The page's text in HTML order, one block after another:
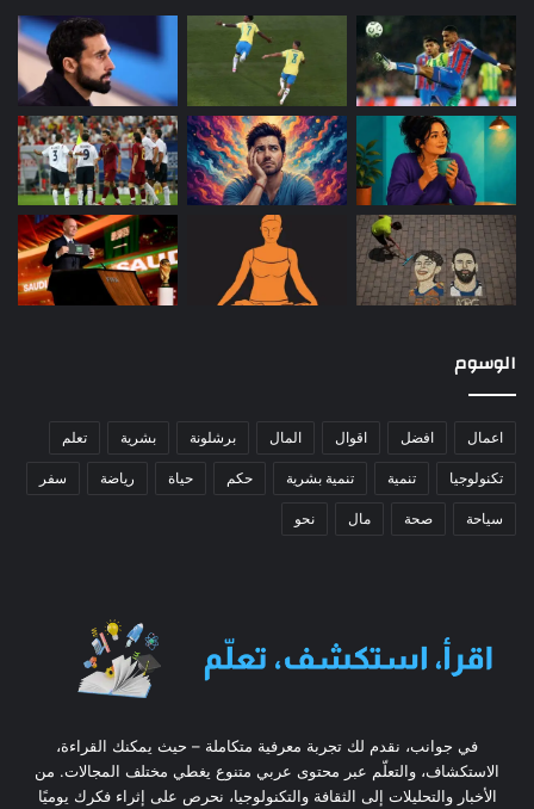
الوسوم
اعمال افضل اقوال المال برشلونة بشرية تعلم
تكنولوجيا تنمية تنمية بشرية حكم حياة رياضة سفر
سياحة صحة مال نحو
في جوانب، نقدم لك تجربة معرفية متكاملة – حيث يمكنك القراءة،
الاستكشاف، والتعلّم عبر محتوى عربي متنوع يغطي مختلف المجالات. من
الأخبار والتحليلات إلى الثقافة والتكنولوجيا، نحرص على إثراء فكرك يوميًا